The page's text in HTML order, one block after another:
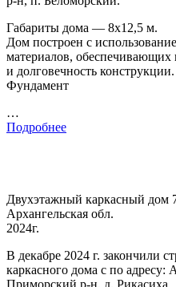
Габариты дома — 8х12,5 м.
Дом построен с
материалов,
и долговечность конструкции.
Фундамент
…
Подробнее
Двухэтажный каркасный дом
Архангельская обл.
2024г.
В декабре 2024 г. закончили
каркасного дома с по адресу:
Приморский р-н, д. Рикасиха